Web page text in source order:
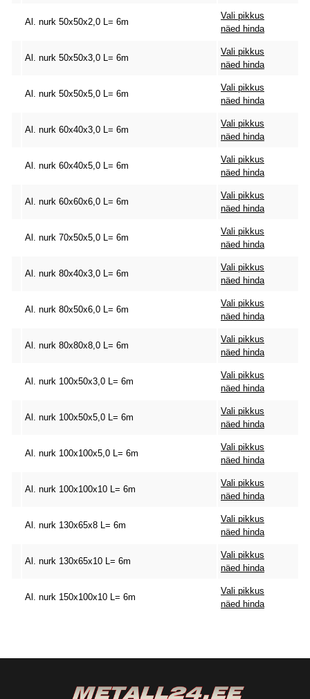
Al. nurk 50x50x2,0 L= 6m
Vali pikkus
näed hinda
Al. nurk 50x50x3,0 L= 6m
Vali pikkus
näed hinda
Al. nurk 50x50x5,0 L= 6m
Vali pikkus
näed hinda
Al. nurk 60x40x3,0 L= 6m
Vali pikkus
näed hinda
Al. nurk 60x40x5,0 L= 6m
Vali pikkus
näed hinda
Al. nurk 60x60x6,0 L= 6m
Vali pikkus
näed hinda
Al. nurk 70x50x5,0 L= 6m
Vali pikkus
näed hinda
Al. nurk 80x40x3,0 L= 6m
Vali pikkus
näed hinda
Al. nurk 80x50x6,0 L= 6m
Vali pikkus
näed hinda
Al. nurk 80x80x8,0 L= 6m
Vali pikkus
näed hinda
Al. nurk 100x50x3,0 L= 6m
Vali pikkus
näed hinda
Al. nurk 100x50x5,0 L= 6m
Vali pikkus
näed hinda
Al. nurk 100x100x5,0 L= 6m
Vali pikkus
näed hinda
Al. nurk 100x100x10 L= 6m
Vali pikkus
näed hinda
Al. nurk 130x65x8 L= 6m
Vali pikkus
näed hinda
Al. nurk 130x65x10 L= 6m
Vali pikkus
näed hinda
Al. nurk 150x100x10 L= 6m
Vali pikkus
näed hinda